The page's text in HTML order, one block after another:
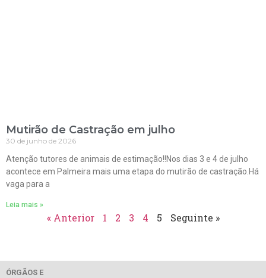
Mutirão de Castração em julho
30 de junho de 2026
Atenção tutores de animais de estimação!!Nos dias 3 e 4 de julho
acontece em Palmeira mais uma etapa do mutirão de castração.Há
vaga para a
Leia mais »
« Anterior 1 2 3 4 5 Seguinte »
ÓRGÃOS E